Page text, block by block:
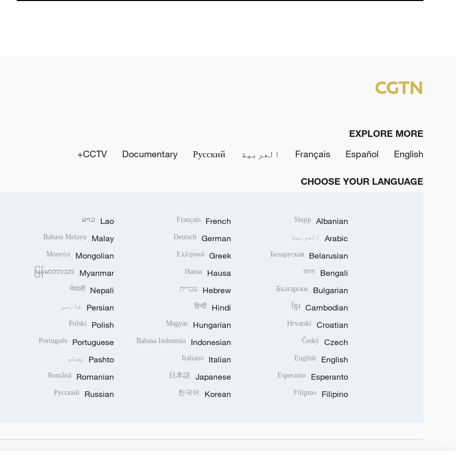
EXPLORE MORE
English
Español
Français العربية Русский
Documentary
CCTV+
CHOOSE YOUR LANGUAGE
Albanian
Shqip
Arabic العربية
Belarusian
Беларуская
Bengali
বাংলা
Bulgarian
Български
Cambodian
ខ្មែរ
Croatian
Hrvatski
Czech
Český
English
English
Esperanto
Esperanto
Filipino
Filipino
French
Français
German
Deutsch
Greek
Ελληνικά
Hausa
Hausa
Hebrew עברית
Hindi
हिन्दी
Hungarian
Magyar
Indonesian
Bahasa Indonesia
Italian
Italiano
Japanese
日本語
Korean
한국어
Lao
ລາວ
Malay
Bahasa Melayu
Mongolian
Монгол
Myanmar
မြန်မာဘာသာ
Nepali
नेपाली
Persian فارسی
Polish
Polski
Portuguese
Português
Pashto پښتو
Romanian
Română
Russian
Русский